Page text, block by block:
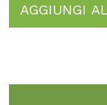
AGGIUNGI